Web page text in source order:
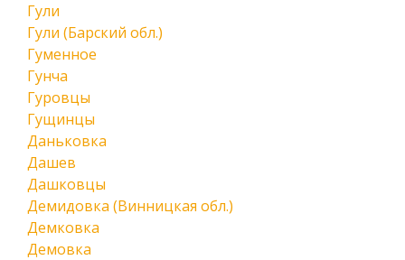
Гули
Гули (Барский обл.)
Гуменное
Гунча
Гуровцы
Гущинцы
Даньковка
Дашев
Дашковцы
Демидовка (Винницкая обл.)
Демковка
Демовка